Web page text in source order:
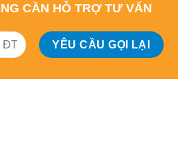
CẦN HỖ TRỢ TƯ VẤN